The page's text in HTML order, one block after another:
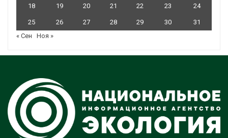
18 19 20 21 22 23 24
25 26 27 28 29 30
31
« Сен
Ноя »